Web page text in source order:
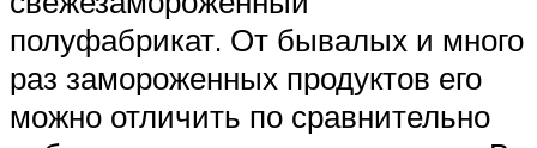
полуфабрикат. От бывалых и много
раз замороженных продуктов его
можно отличить по сравнительно